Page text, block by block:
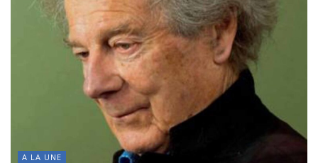
A LA UNE